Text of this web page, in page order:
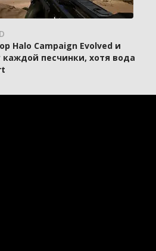
Halo Campaign Evolved и
песчинки, хотя вода